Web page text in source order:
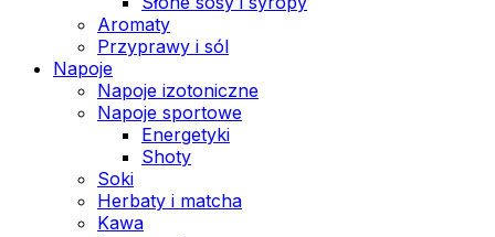
Aromaty
Przyprawy i sól
Napoje
Napoje izotoniczne
Napoje sportowe
Energetyki
Shoty
Soki
Herbaty i matcha
Kawa